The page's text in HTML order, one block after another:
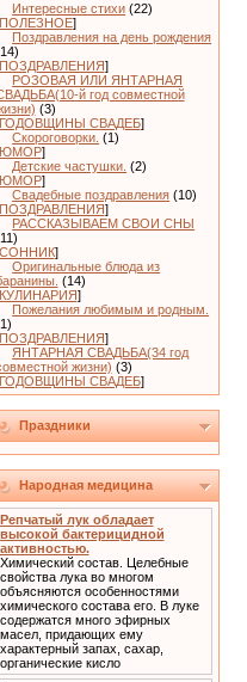
Интересные стихи (22)
]
Поздравления на день рождения
]
РОЗОВАЯ ИЛИ ЯНТАРНАЯ
й год совместной
(3)
СВАДЕБ]
Скороговорки. (1)
]
Детские частушки. (2)
]
Свадебные поздравления (10)
]
РАССКАЗЫВАЕМ СВОИ СНЫ
]
Оригинальные блюда из
(14)
]
Пожелания любимым и родным.
]
ЯНТАРНАЯ СВАДЬБА(34 год
жизни) (3)
СВАДЕБ]
Праздники
Народная медицина
Репчатый лук обладает
высокой бактерицидной
активностью.
Химический состав. Целебные
свойства лука во многом
объясняются особенностями
химического состава его. В луке
содержатся много эфирных
масел, придающих ему
характерный запах, сахар,
органические кисло